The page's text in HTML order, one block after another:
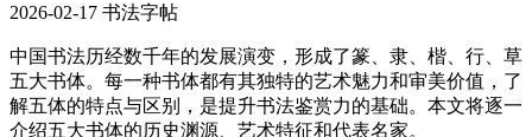
2026-02-17 书法字帖
中国书法历经数千年的发展演变，形成了篆、隶、楷、行、草
五大书体。每一种书体都有其独特的艺术魅力和审美价值，了
解五体的特点与区别，是提升书法鉴赏力的基础。本文将逐一
介绍五大书体的历史渊源、艺术特征和代表名家。